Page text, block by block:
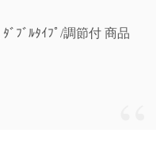
ﾀﾞﾌﾞﾙﾀｲﾌﾟ/調節付 商品